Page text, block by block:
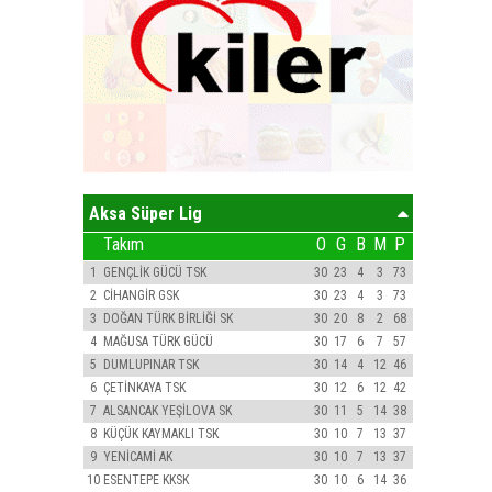
Aksa Süper Lig
Takım
O G B M P
1 GENÇLİK GÜCÜ TSK 30 23 4 3
73
2 CİHANGİR GSK 30 23 4 3
73
3 DOĞAN TÜRK BİRLİĞİ SK 30 20 8 2
68
4 MAĞUSA TÜRK GÜCÜ 30 17 6 7
57
5 DUMLUPINAR TSK 30 14 4 12 46
6 ÇETİNKAYA TSK 30 12 6 12 42
7 ALSANCAK YEŞİLOVA SK 30 11 5 14 38
8 KÜÇÜK KAYMAKLI TSK 30 10 7 13 37
9 YENİCAMİ AK 30 10 7 13 37
10 ESENTEPE KKSK 30 10 6 14 36